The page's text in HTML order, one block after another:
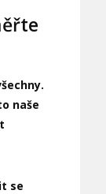
naše
se